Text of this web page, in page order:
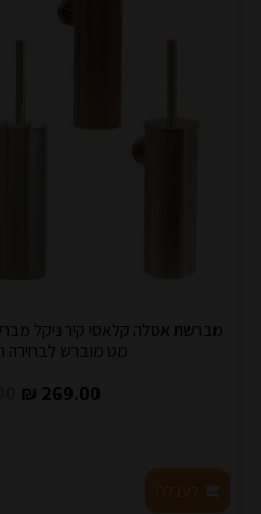
מברשת אסלה קלאסי קיר ניקל
מט מוברש לבחירה
269.00 ₪
לעגלה